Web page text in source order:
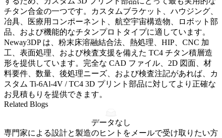
チタン合金の一つです。カスタムブラケット、ハウジング、
冶具、医療用コンポーネント、航空宇宙構造物、ロボット部
品、および機能的なチタンプロトタイプに適しています。
Neway3DP は、粉末床溶融結合法、熱処理、HIP、CNC 加
工、表面処理、および検査支援を備えた TC4 チタン積層造
形を提供しています。完全な CAD ファイル、2D 図面、材
料要件、数量、後処理ニーズ、および検査注記があれば、カ
スタム Ti-6Al-4V / TC4 3D プリント部品に対してより正確な
お見積もりを提供できます。
Related Blogs
データなし
専門家による設計と製造のヒントをメールで受け取りたい方